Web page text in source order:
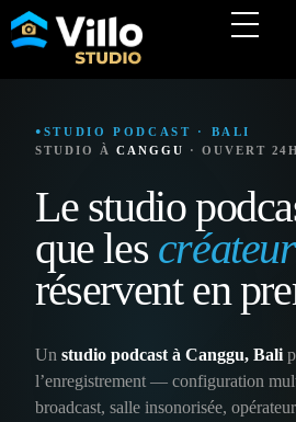
STUDIO PODCAST · BALI
STUDIO À CANGGU · OUVERT
Le studio
que les
réservent en
Un studio podcast à Canggu, Bali
l’enregistrement — configuration
broadcast, salle insonorisée,